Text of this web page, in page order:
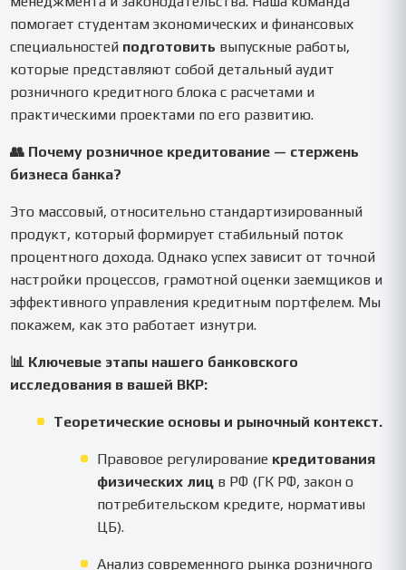
помогает студентам экономических и финансовых
специальностей подготовить выпускные работы,
которые представляют собой детальный аудит
розничного кредитного блока с расчетами и
практическими проектами по его развитию.
👥 Почему розничное кредитование — стержень
бизнеса банка?
Это массовый, относительно стандартизированный
продукт, который формирует стабильный поток
процентного дохода. Однако успех зависит от точной
настройки процессов, грамотной оценки заемщиков и
эффективного управления кредитным портфелем. Мы
покажем, как это работает изнутри.
📊 Ключевые этапы нашего банковского
исследования в вашей ВКР:
Теоретические основы и рыночный контекст.
Правовое регулирование кредитования
физических лиц в РФ (ГК РФ, закон о
потребительском кредите, нормативы
ЦБ).
Анализ современного рынка розничного